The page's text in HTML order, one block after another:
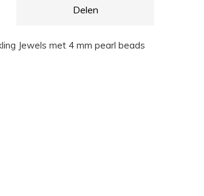
Delen
Jewels met 4 mm pearl beads